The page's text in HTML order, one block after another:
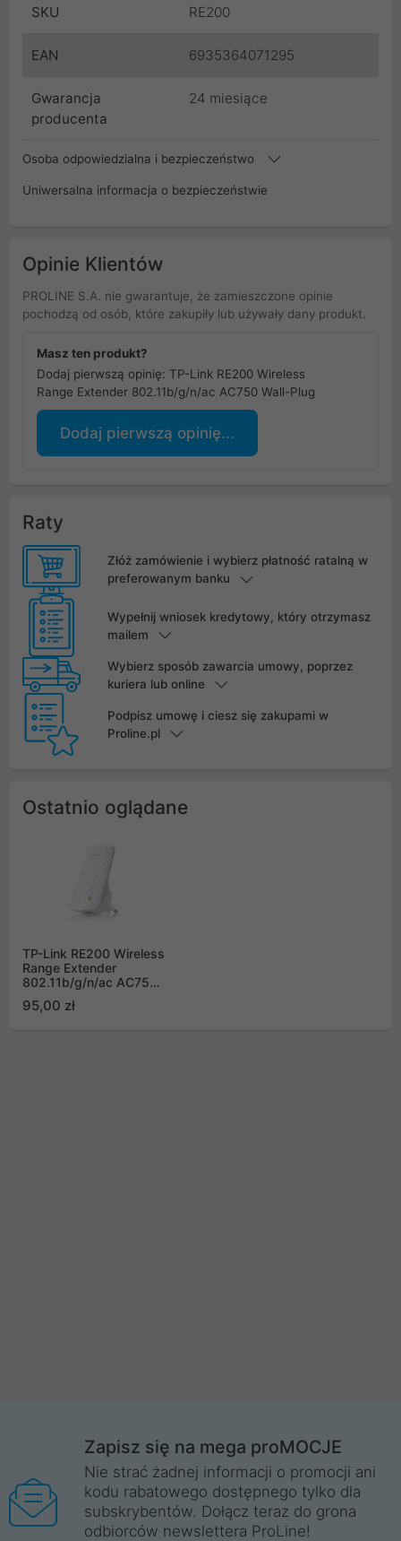
SKU RE200
EAN 6935364071295
Gwarancja
producenta
24 miesiące
Osoba odpowiedzialna i bezpieczeństwo
Uniwersalna informacja o bezpieczeństwie
Opinie Klientów
PROLINE S.A. nie gwarantuje, że zamieszczone opinie
pochodzą od osób, które zakupiły lub używały dany produkt.
Masz ten produkt?
Dodaj pierwszą opinię: TP-Link RE200 Wireless
Range Extender 802.11b/g/n/ac AC750 Wall-Plug
Dodaj pierwszą opinię...
Raty
Złóż zamówienie i wybierz płatność ratalną w
preferowanym banku
Wypełnij wniosek kredytowy, który otrzymasz
mailem
Wybierz sposób zawarcia umowy, poprzez
kuriera lub online
Podpisz umowę i ciesz się zakupami w
Proline.pl
Ostatnio oglądane
TP-Link RE200 Wireless
Range Extender
802.11b/g/n/ac AC750
95,00 zł
Zapisz się na mega proMOCJE
Nie strać żadnej informacji o promocji ani
kodu rabatowego dostępnego tylko dla
subskrybentów. Dołącz teraz do grona
odbiorców newslettera ProLine!